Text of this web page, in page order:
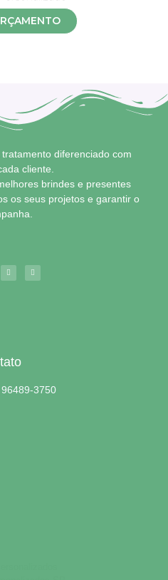
diferenciado com
cliente.
brindes e presentes
os seus projetos e garantir o
96489-3750